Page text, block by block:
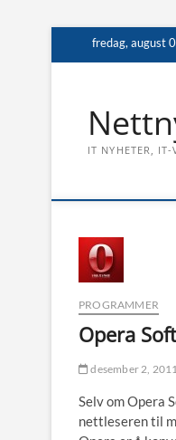
fredag, august
IT NYHETER,
PROGRAMMER
Opera
desember 2,
Selv om Opera
nettleseren til